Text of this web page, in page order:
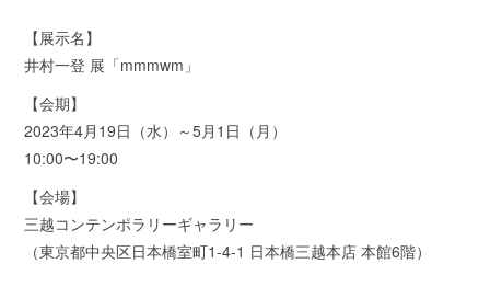
【展示名】
井村一登 展「mmmwm」
【会期】
2023年4月19日（水）～5月1日（月）
10:00〜19:00
【会場】
三越コンテンポラリーギャラリー
（東京都中央区日本橋室町1-4-1 日本橋三越本店 本館6階）